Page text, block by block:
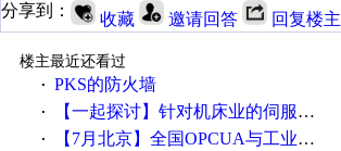
分享到：
收藏 邀请回答 回复楼主
楼主最近还看过
· PKS的防火墙
· 【一起探讨】针对机床业的伺服系统发展，您的期望是什么？
· 【7月北京】全国OPCUA与工业互联技术培训班通知！